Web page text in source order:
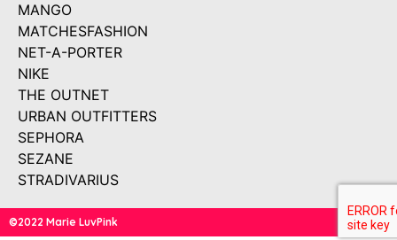
MANGO
MATCHESFASHION
NET-A-PORTER
NIKE
THE OUTNET
URBAN OUTFITTERS
SEPHORA
SEZANE
STRADIVARIUS
©2022 Marie LuvPink